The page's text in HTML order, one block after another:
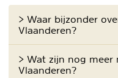
> Waar bijzonder
Vlaanderen?
> Wat zijn nog meer
Vlaanderen?